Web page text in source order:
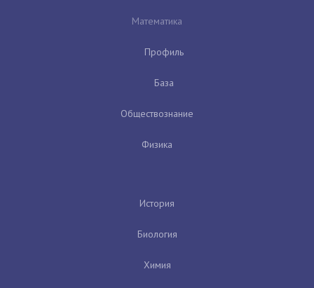
Математика
Профиль
База
Обществознание
Физика
История
Биология
Химия